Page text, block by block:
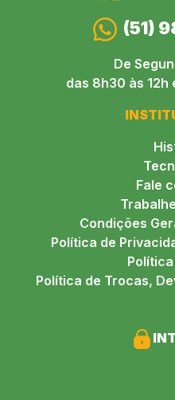
(51)
De
das 8h30 às 12h
Fale
Condições
Política de
Política de Trocas,